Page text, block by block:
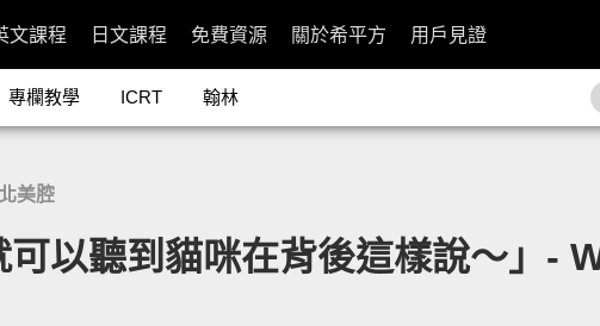
文課程 日文課程 免費資源 關於希平方 用戶見證
專欄教學 ICRT 翰林
北美腔
可以聽到貓咪在背後這樣說～」